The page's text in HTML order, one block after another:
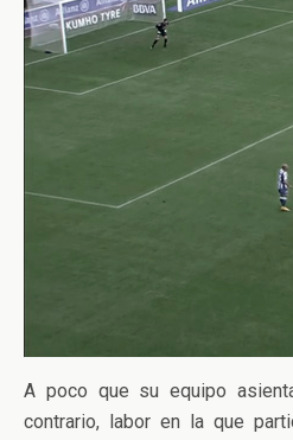
A poco que su equipo
contrario, labor en la que